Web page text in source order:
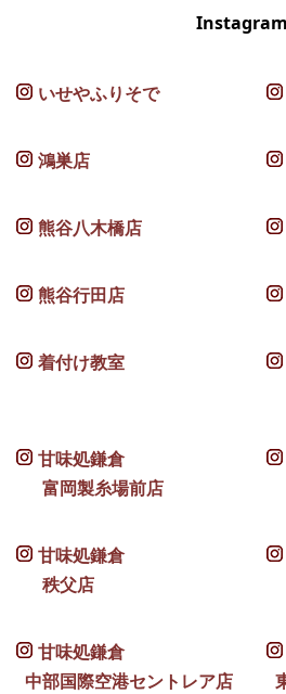
Instagram
いせやふりそで
鴻巣店
熊谷八木橋店
熊谷行田店
着付け教室
甘味処鎌倉
富岡製糸場前店
甘味処鎌倉
秩父店
甘味処鎌倉
中部国際空港セントレア店